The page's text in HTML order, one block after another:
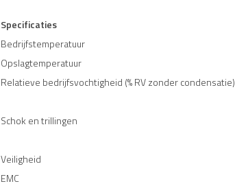
Specificaties
Bedrijfstemperatuur
Opslagtemperatuur
Relatieve bedrijfsvochtigheid (% RV zonder condensatie)
Schok en trillingen
Veiligheid
EMC